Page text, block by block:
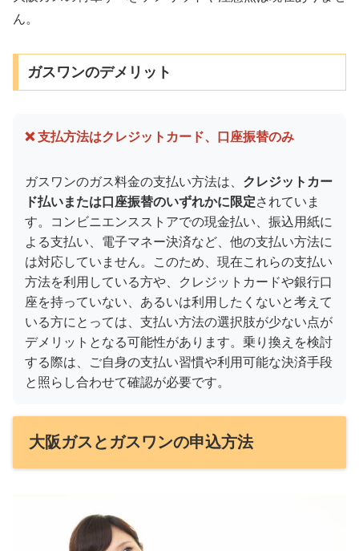
ん。
ガスワンのデメリット
❌ 支払方法はクレジットカード、口座振替のみ
ガスワンのガス料金の支払い方法は、 クレジットカー
ド払いまたは口座振替のいずれかに限定されていま
す。コンビニエンスストアでの現金払い、振込用紙に
よる支払い、電子マネー決済など、他の支払い方法に
は対応していません。このため、現在これらの支払い
方法を利用している方や、クレジットカードや銀行口
座を持っていない、あるいは利用したくないと考えて
いる方にとっては、支払い方法の選択肢が少ない点が
デメリットとなる可能性があります。乗り換えを検討
する際は、ご自身の支払い習慣や利用可能な決済手段
と照らし合わせて確認が必要です。
大阪ガスとガスワンの申込方法